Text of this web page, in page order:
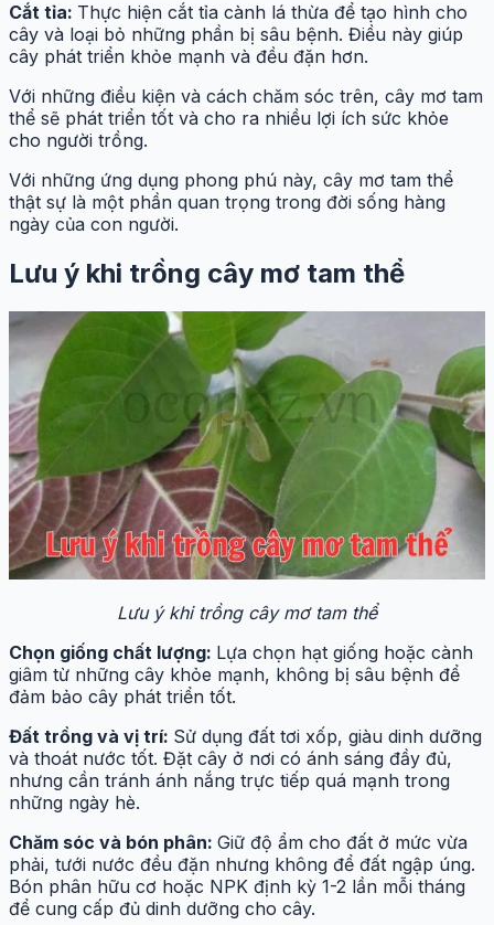
Cắt tỉa: Thực hiện cắt tỉa cành lá thừa để tạo hình cho
cây và loại bỏ những phần bị sâu bệnh. Điều này giúp
cây phát triển khỏe mạnh và đều đặn hơn.
Với những điều kiện và cách chăm sóc trên, cây mơ tam
thể sẽ phát triển tốt và cho ra nhiều lợi ích sức khỏe
cho người trồng.
Với những ứng dụng phong phú này, cây mơ tam thể
thật sự là một phần quan trọng trong đời sống hàng
ngày của con người.
Lưu ý khi trồng cây mơ tam thể
Lưu ý khi trồng cây mơ tam thể
Chọn giống chất lượng: Lựa chọn hạt giống hoặc cành
giâm từ những cây khỏe mạnh, không bị sâu bệnh để
đảm bảo cây phát triển tốt.
Đất trồng và vị trí: Sử dụng đất tơi xốp, giàu dinh dưỡng
và thoát nước tốt. Đặt cây ở nơi có ánh sáng đầy đủ,
nhưng cần tránh ánh nắng trực tiếp quá mạnh trong
những ngày hè.
Chăm sóc và bón phân: Giữ độ ẩm cho đất ở mức vừa
phải, tưới nước đều đặn nhưng không để đất ngập úng.
Bón phân hữu cơ hoặc NPK định kỳ 1-2 lần mỗi tháng
để cung cấp đủ dinh dưỡng cho cây.